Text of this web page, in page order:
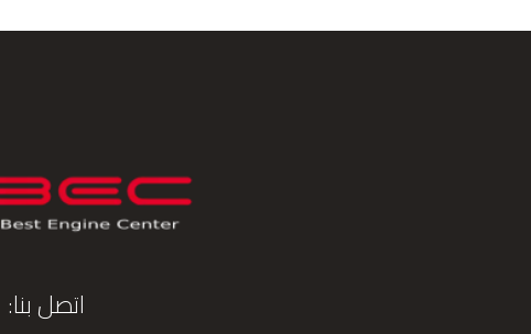
اتصل بنا: